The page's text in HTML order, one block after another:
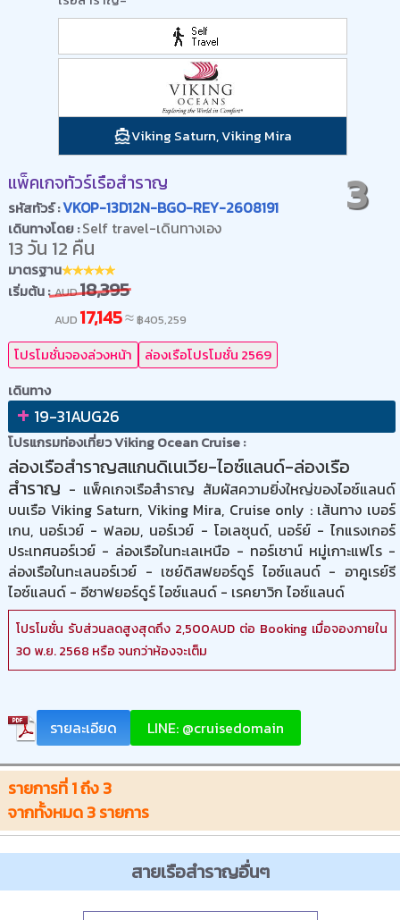
Viking Saturn, Viking Mira
แพ็คเกจทัวร์เรือสำราญ
รหัสทัวร์ :VKOP-13D12N-BGO-REY-2608191 3
เดินทางโดย :Self travel-เดินทางเอง
13 วัน 12 คืน
มาตรฐาน
เริ่มต้น : AUD18,395
AUD 17,145≈฿405,259
โปรโมชั่นจองล่วงหน้า
ล่องเรือโปรโมชั่น 2569
เดินทาง
+ 19-31AUG26
โปรแกรมท่องเที่ยว Viking Ocean Cruise :
ล่องเรือสำราญสแกนดิเนเวีย-ไอซ์แลนด์-ล่องเรือ
สำราญ - แพ็คเกจเรือสำราญ สัมผัสความยิ่งใหญ่ของไอซ์แลนด์
บนเรือ Viking Saturn, Viking Mira, Cruise only : เส้นทาง เบอร์
เกน, นอร์เวย์ - ฟลอม, นอร์เวย์ - โอเลซุนด์, นอร์ย์ - ไกแรงเกอร์
ประเทศนอร์เวย์ - ล่องเรือในทะเลเหนือ - ทอร์เชาน์ หมู่เกาะแฟโร -
ล่องเรือในทะเลนอร์เวย์ - เซย์ดิสฟยอร์ดูร์ ไอซ์แลนด์ - อาคูเรย์รี
ไอซ์แลนด์ - อีซาฟยอร์ดูร์ ไอซ์แลนด์ - เรคยาวิก ไอซ์แลนด์
โปรโมชั่น รับส่วนลดสูงสุดถึง 2,500AUD ต่อ Booking เมื่อจองภายใน
30 พ.ย. 2568 หรือ จนกว่าห้องจะเต็ม
รายละเอียด LINE: @cruisedomain
รายการที่1ถึง3
จากทั้งหมด3รายการ
สายเรือสำราญอื่นๆ